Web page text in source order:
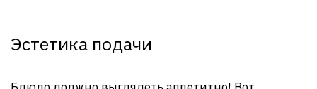
Эстетика подачи